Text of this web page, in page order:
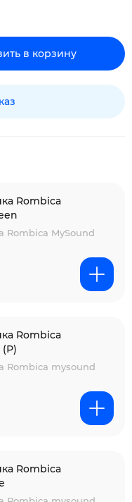
в корзину
Rombica
Rombica MySound
Rombica
(Р)
Rombica mysound
Rombica